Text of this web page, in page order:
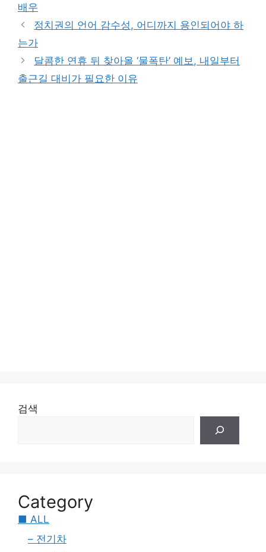
배우
정치권의 언어 감수성, 어디까지 용인되어야 하
는가
달콤한 연휴 뒤 찾아올 ‘물폭탄’ 예보, 내일부터
출근길 대비가 필요한 이유
검색
Category
■ ALL
– 전기차